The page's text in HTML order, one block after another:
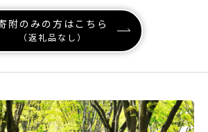
附のみの方はこちら
（返礼品なし）